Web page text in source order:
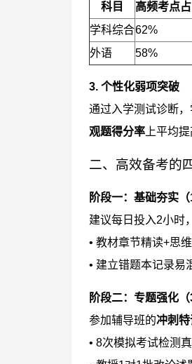
科目 高频考点
学科综合62%
外语
58%
3. 个性化弱项突破
通过入学测试诊断
观题得分率 上平均
二、高效备考的
阶段一：基础夯实（
建议每日投入2小时
• 教材章节精读+思
• 建立错题本记录易
阶段二：专题强化（
参加辅导班的冲刺
• 8次模拟考试检测